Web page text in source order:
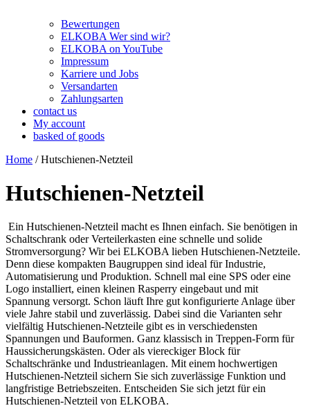
Bewertungen
ELKOBA Wer sind wir?
ELKOBA on YouTube
Impressum
Karriere und Jobs
Versandarten
Zahlungsarten
contact us
My account
basked of goods
Home / Hutschienen-Netzteil
Hutschienen-Netzteil
Ein Hutschienen-Netzteil macht es Ihnen einfach. Sie benötigen in
Schaltschrank oder Verteilerkasten eine schnelle und solide
Stromversorgung? Wir bei ELKOBA lieben Hutschienen-Netzteile.
Denn diese kompakten Baugruppen sind ideal für Industrie,
Automatisierung und Produktion. Schnell mal eine SPS oder eine
Logo installiert, einen kleinen Rasperry eingebaut und mit
Spannung versorgt. Schon läuft Ihre gut konfigurierte Anlage über
viele Jahre stabil und zuverlässig. Dabei sind die Varianten sehr
vielfältig Hutschienen-Netzteile gibt es in verschiedensten
Spannungen und Bauformen. Ganz klassisch in Treppen-Form für
Haussicherungskästen. Oder als viereckiger Block für
Schaltschränke und Industrieanlagen. Mit einem hochwertigen
Hutschienen-Netzteil sichern Sie sich zuverlässige Funktion und
langfristige Betriebszeiten. Entscheiden Sie sich jetzt für ein
Hutschienen-Netzteil von ELKOBA.